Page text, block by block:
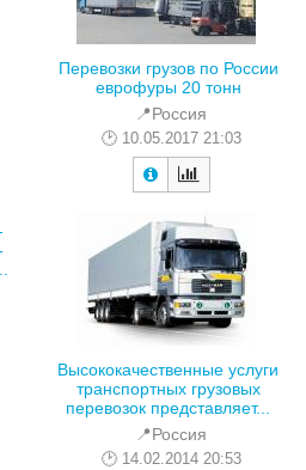
Перевозки грузов по России
еврофуры 20 тонн
📍Россия
10.05.2017 21:03
Высококачественные услуги
транспортных грузовых
перевозок представляет...
📍Россия
14.02.2014 20:53